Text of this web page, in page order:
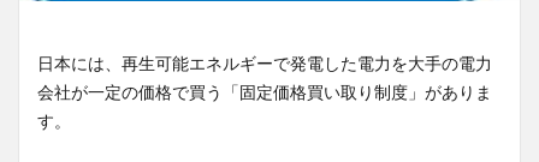
日本には、再生可能エネルギーで発電した電力を大手の電力
会社が一定の価格で買う「固定価格買い取り制度」がありま
す。